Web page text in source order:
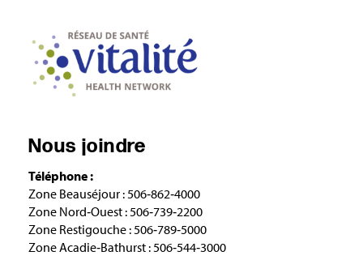
Nous joindre
Téléphone :
Zone Beauséjour : 506‑862‑4000
Zone Nord‑Ouest : 506‑739‑2200
Zone Restigouche : 506‑789‑5000
Zone Acadie‑Bathurst : 506‑544‑3000